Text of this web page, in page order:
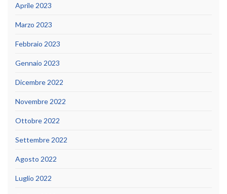
Aprile 2023
Marzo 2023
Febbraio 2023
Gennaio 2023
Dicembre 2022
Novembre 2022
Ottobre 2022
Settembre 2022
Agosto 2022
Luglio 2022